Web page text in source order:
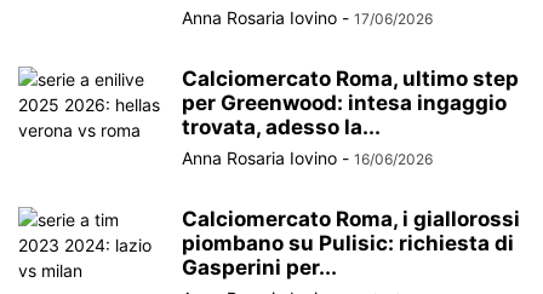
Anna Rosaria Iovino - 17/06/2026
Calciomercato Roma, ultimo step
per Greenwood: intesa ingaggio
trovata, adesso la...
Anna Rosaria Iovino - 16/06/2026
Calciomercato Roma, i giallorossi
piombano su Pulisic: richiesta di
Gasperini per...